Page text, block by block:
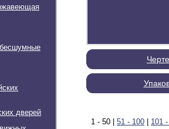
дверей
1 - 50 51 - 100 101